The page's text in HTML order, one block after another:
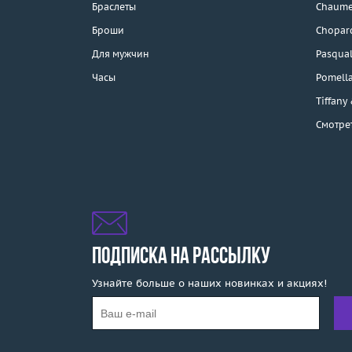
Бесплатная доставка
Покупка и оплата
Браслеты
Броши
Для мужчин
Часы
Tiffany
ПОДПИСКА НА РАССЫЛКУ
Узнайте больше о наших новинках и акциях!